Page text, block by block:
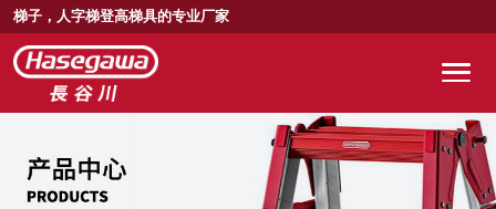
梯子，人字梯登高梯具的专业厂家